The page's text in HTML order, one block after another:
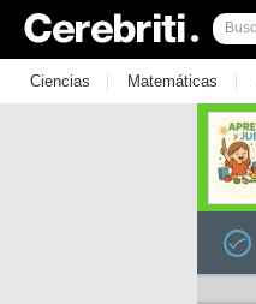
Ciencias | Matemáticas |